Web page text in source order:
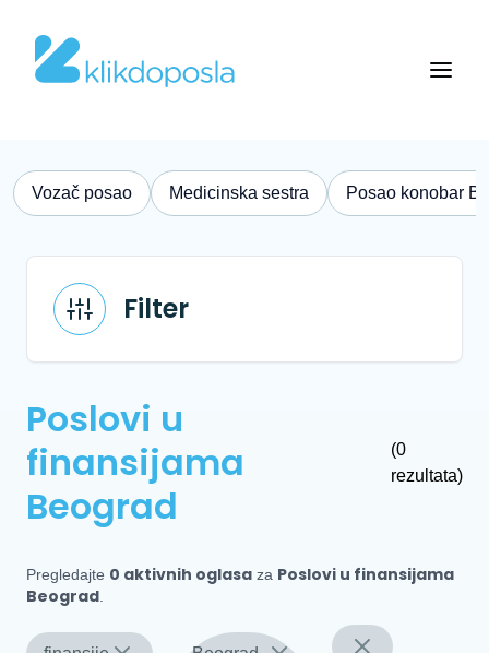
Vozač posao Medicinska sestra Posao konobar
Filter
Poslovi u
finansijama
Beograd
(0
rezultata)
Pregledajte 0 aktivnih oglasa za Poslovi u finansijama
Beograd